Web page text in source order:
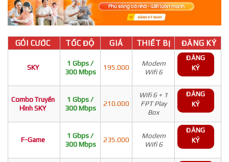
GÓI CƯỚC TỐC ĐỘ GIÁ THIẾT BỊ ĐĂNG KÝ
SKY
1 Gbps /
300 Mbps
195.000
Modem
Wifi 6
ĐĂNG
KÝ
Combo Truyền
Hình SKY
1 Gbps /
300 Mbps
210.000
Wifi 6 + 1
FPT Play
Box
ĐĂNG
KÝ
F-Game
1 Gbps /
300 Mbps
235.000
Modem
Wifi 6
ĐĂNG
KÝ